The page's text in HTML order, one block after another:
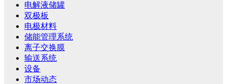
电解液储罐
双极板
电极材料
储能管理系统
离子交换膜
输送系统
设备
市场动态